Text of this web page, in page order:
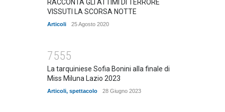
RACCONTA GLI ATTIMI DI TERRORE
VISSUTI LA SCORSA NOTTE
Articoli 25 Agosto 2020
7555
La tarquiniese Sofia Bonini alla finale di
Miss Miluna Lazio 2023
Articoli, spettacolo 28 Giugno 2023